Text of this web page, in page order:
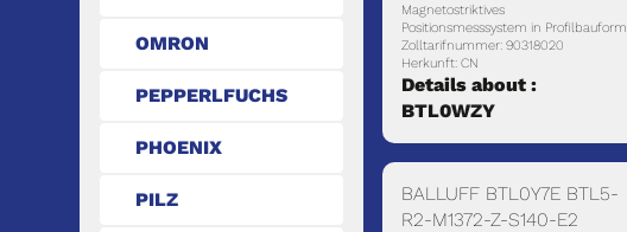
OMRON
PEPPERLFUCHS
PHOENIX
PILZ
Magnetostriktives
Positionsmesssystem in Profilbauform
Zolltarifnummer: 90318020
Herkunft: CN
Details about :
BTL0WZY
BALLUFF BTL0Y7E BTL5-
R2-M1372-Z-S140-E2